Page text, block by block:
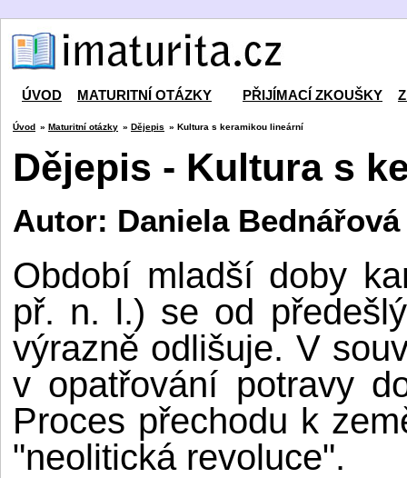
ÚVOD MATURITNÍ OTÁZKY PŘIJÍMACÍ ZKOUŠKY
Úvod » Maturitní otázky » Dějepis » Kultura s keramikou lineární
Dějepis - Kultura s
Autor: Daniela Bednářová
Období mladší doby
př. n. l.) se od
výrazně odlišuje. V
v opatřování potravy
Proces přechodu k
"neolitická revoluce".